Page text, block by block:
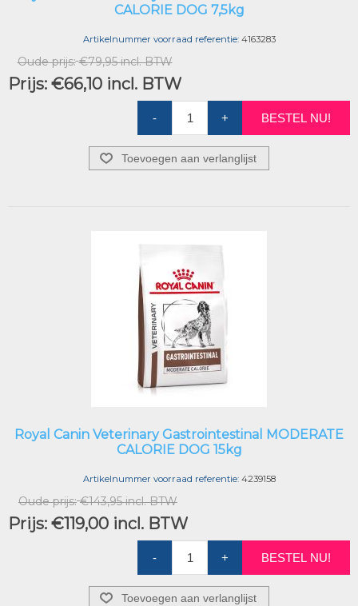
CALORIE DOG 7,5kg
Artikelnummer voorraad referentie: 4163283
Oude prijs: €79,95 incl. BTW
Prijs: €66,10 incl. BTW
- + BESTEL NU!
Toevoegen aan verlanglijst
Royal Canin Veterinary Gastrointestinal MODERATE
CALORIE DOG 15kg
Artikelnummer voorraad referentie: 4239158
Oude prijs: €143,95 incl. BTW
Prijs: €119,00 incl. BTW
- + BESTEL NU!
Toevoegen aan verlanglijst